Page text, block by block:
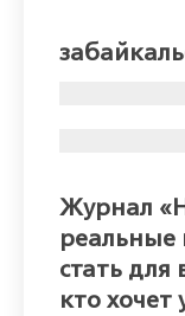
Журнал
реальные
стать
кто